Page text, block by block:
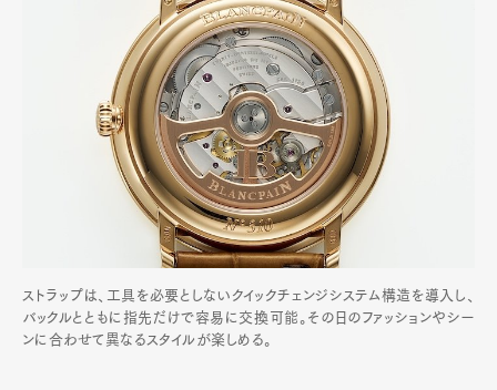
ストラップは、工具を必要としないクイックチェンジシステム構造を導入し、
バックルとともに指先だけで容易に交換可能。その日のファッションやシー
ンに合わせて異なるスタイルが楽しめる。